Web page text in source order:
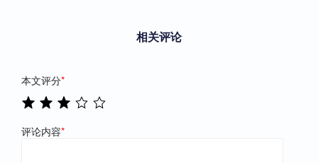
相关评论
本文评分*
评论内容*